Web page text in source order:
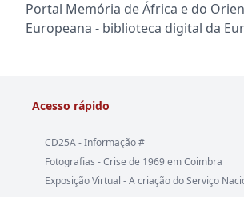
Portal Memória de África e do
Europeana - biblioteca digital da
Acesso rápido
CD25A - Informação #
Fotografias - Crise de 1969 em Coimbra
Exposição Virtual - A criação do Serviço